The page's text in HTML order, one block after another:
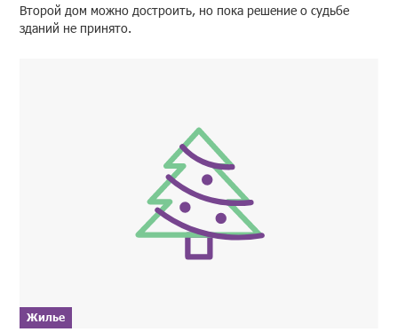
Второй дом можно достроить, но пока решение о судьбе
зданий не принято.
Жилье